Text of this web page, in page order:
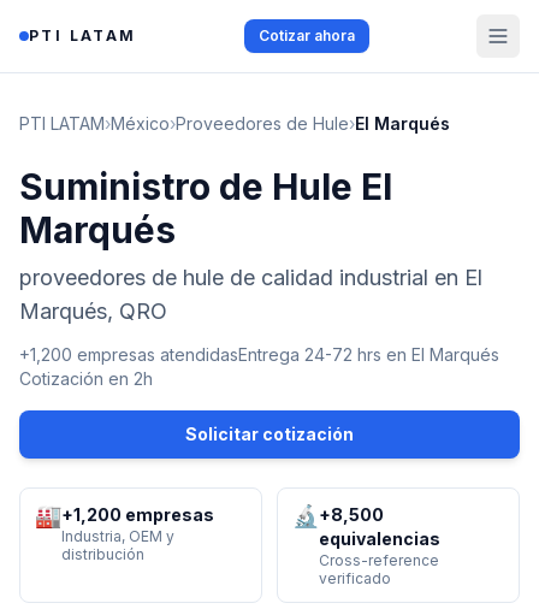
PTI LATAM Cotizar ahora
PTI LATAM›México›Proveedores de Hule›El Marqués
Suministro de Hule El
Marqués
proveedores de hule de calidad industrial en El
Marqués, QRO
+1,200 empresas atendidasEntrega 24-72 hrs en El Marqués
Cotización en 2h
Solicitar cotización
🏭+1,200 empresas
Industria, OEM y
distribución
🔬 +8,500
equivalencias
Cross-reference
verificado